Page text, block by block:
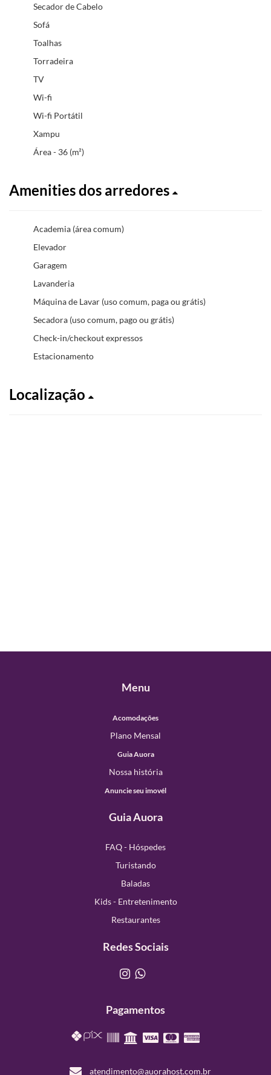
Secador de Cabelo
Sofá
Toalhas
Torradeira
TV
Wi-fi
Wi-fi Portátil
Xampu
Área - 36 (m²)
Amenities dos arredores
Academia (área comum)
Elevador
Garagem
Lavanderia
Máquina de Lavar (uso comum, paga ou grátis)
Secadora (uso comum, pago ou grátis)
Check-in/checkout expressos
Estacionamento
Localização
Menu
Acomodações
Plano Mensal
Guia Auora
Nossa história
Anuncie seu imovél
Guia Auora
FAQ - Hóspedes
Turistando
Baladas
Kids - Entretenimento
Restaurantes
Redes Sociais
Pagamentos
atendimento@auorahost.com.br